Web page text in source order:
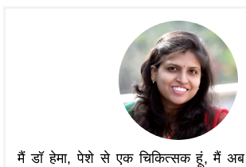
मैं डॉ हेमा, पेशे से एक चिकित्सक हूं, मैं अब